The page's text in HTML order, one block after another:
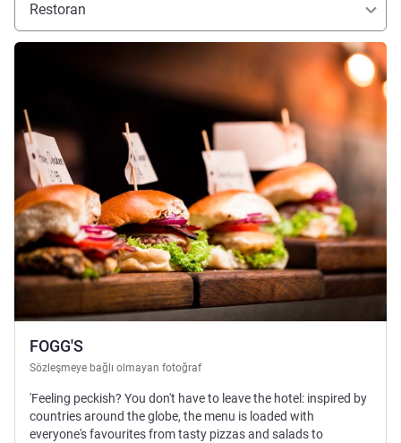
Restoran
FOGG'S
Sözleşmeye bağlı olmayan fotoğraf
Ayrıntıları göster
'Feeling peckish? You don't have to leave the hotel: inspired by
countries around the globe, the menu is loaded with
everyone's favourites from tasty pizzas and salads to